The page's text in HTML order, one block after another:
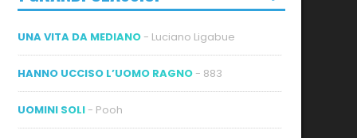
UNA VITA DA MEDIANO - Luciano Ligabue
HANNO UCCISO L’UOMO RAGNO - 883
UOMINI SOLI - Pooh